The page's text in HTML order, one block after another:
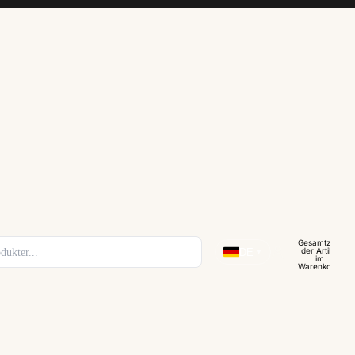
DE
Gesamtzahl
der Artikel
im
Warenkorb: